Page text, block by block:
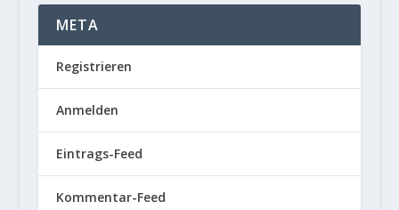
META
Registrieren
Anmelden
Eintrags-Feed
Kommentar-Feed